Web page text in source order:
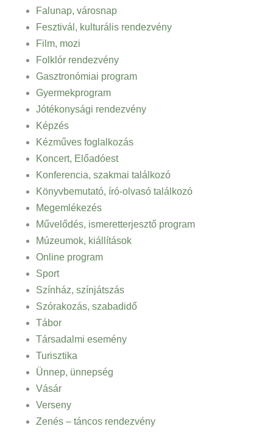
Falunap, városnap
Fesztivál, kulturális rendezvény
Film, mozi
Folklór rendezvény
Gasztronómiai program
Gyermekprogram
Jótékonysági rendezvény
Képzés
Kézműves foglalkozás
Koncert, Előadóest
Konferencia, szakmai találkozó
Könyvbemutató, író-olvasó találkozó
Megemlékezés
Művelődés, ismeretterjesztő program
Múzeumok, kiállítások
Online program
Sport
Színház, színjátszás
Szórakozás, szabadidő
Tábor
Társadalmi esemény
Turisztika
Ünnep, ünnepség
Vásár
Verseny
Zenés – táncos rendezvény